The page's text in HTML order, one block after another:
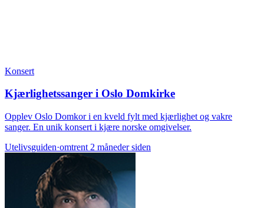
Konsert
Kjærlighetssanger i Oslo Domkirke
Opplev Oslo Domkor i en kveld fylt med kjærlighet og vakre
sanger. En unik konsert i kjære norske omgivelser.
Utelivsguiden·omtrent 2 måneder siden